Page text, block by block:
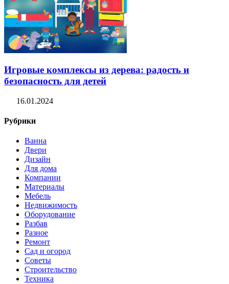
Игровые комплексы из дерева: радость и
безопасность для детей
16.01.2024
Рубрики
Ванна
Двери
Дизайн
Для дома
Компании
Материалы
Мебель
Недвижимость
Оборудование
Разбав
Разное
Ремонт
Сад и огород
Советы
Строительство
Техника